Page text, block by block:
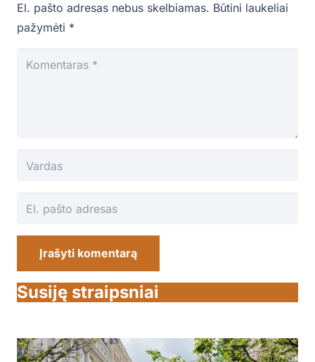
El. pašto adresas nebus skelbiamas. Būtini laukeliai
pažymėti *
Įrašyti komentarą
Susiję straipsniai